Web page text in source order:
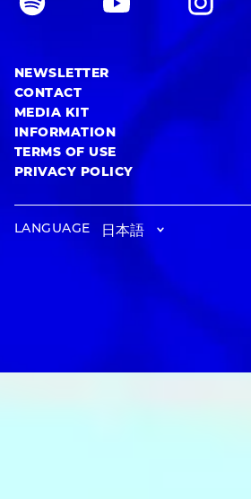
NEWSLETTER
CONTACT
MEDIA KIT
INFORMATION
TERMS OF USE
PRIVACY POLICY
LANGUAGE